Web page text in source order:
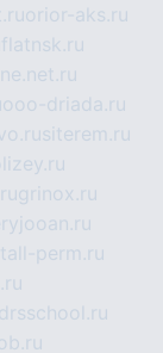
orior-aks.ru
flatnsk.ru
ooo-driada.ru
siterem.ru
grinox.ru
perm.ru
drsschool.ru